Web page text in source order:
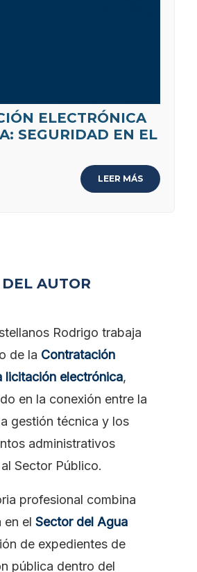
ELECTRÓNICA
SEGURIDAD EN EL
LEER MÁS
AUTOR
Rodrigo trabaja
de la Contratación
licitación electrónica,
en la conexión entre la
gestión técnica y los
administrativos
Sector Público.
profesional combina
en el Sector del Agua
de expedientes de
pública dentro del